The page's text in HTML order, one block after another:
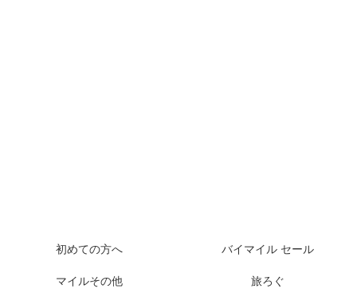
初めての方へ バイマイル セール
マイルその他 旅ろぐ